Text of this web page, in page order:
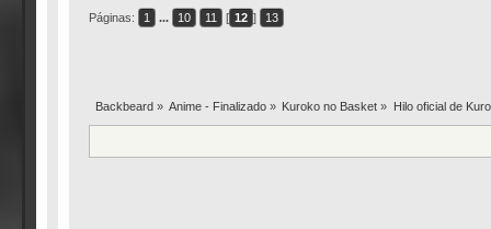
Páginas: 1 ... 10 11 [ 12 ] 13
Backbeard » Anime - Finalizado » Kuroko no Basket » Hilo oficial de